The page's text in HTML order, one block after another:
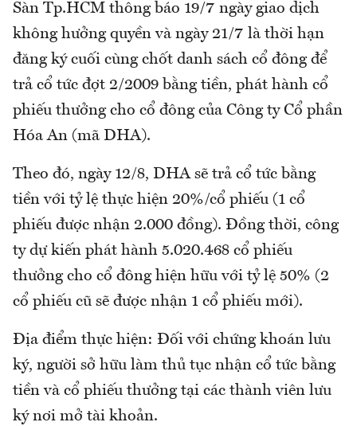
Sàn Tp.HCM thông báo 19/7 ngày giao dịch
không hưởng quyền và ngày 21/7 là thời hạn
đăng ký cuối cùng chốt danh sách cổ đông để
trả cổ tức đợt 2/2009 bằng tiền, phát hành cổ
phiếu thưởng cho cổ đông của Công ty Cổ phần
Hóa An (mã DHA).
Theo đó, ngày 12/8, DHA sẽ trả cổ tức bằng
tiền với tỷ lệ thực hiện 20%/cổ phiếu (1 cổ
phiếu được nhận 2.000 đồng). Đồng thời, công
ty dự kiến phát hành 5.020.468 cổ phiếu
thưởng cho cổ đông hiện hữu với tỷ lệ 50% (2
cổ phiếu cũ sẽ được nhận 1 cổ phiếu mới).
Địa điểm thực hiện: Đối với chứng khoán lưu
ký, người sở hữu làm thủ tục nhận cổ tức bằng
tiền và cổ phiếu thưởng tại các thành viên lưu
ký nơi mở tài khoản.